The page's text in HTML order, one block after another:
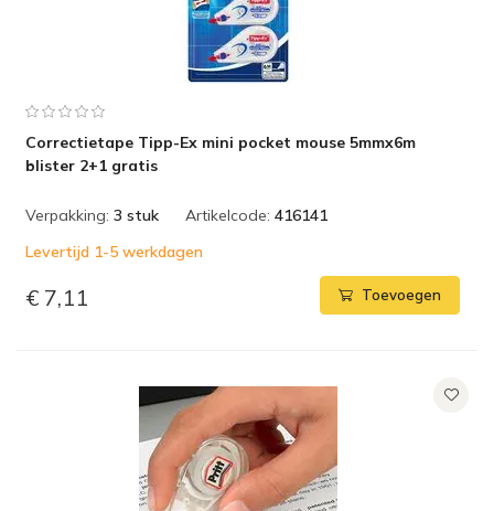
Correctietape Tipp-Ex mini pocket mouse 5mmx6m
blister 2+1 gratis
Verpakking: 3 stuk Artikelcode: 416141
Levertijd 1-5 werkdagen
€ 7,11 Toevoegen